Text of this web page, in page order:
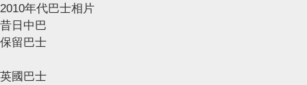
2010年代巴士相片
昔日中巴
保留巴士
英國巴士